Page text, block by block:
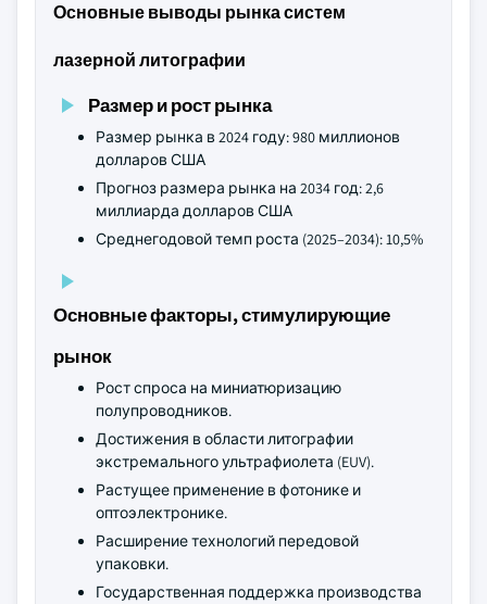
Основные выводы рынка систем
лазерной литографии
Размер и рост рынка
Размер рынка в 2024 году: 980 миллионов
долларов США
Прогноз размера рынка на 2034 год: 2,6
миллиарда долларов США
Среднегодовой темп роста (2025–2034): 10,5%
Основные факторы, стимулирующие
рынок
Рост спроса на миниатюризацию
полупроводников.
Достижения в области литографии
экстремального ультрафиолета (EUV).
Растущее применение в фотонике и
оптоэлектронике.
Расширение технологий передовой
упаковки.
Государственная поддержка производства